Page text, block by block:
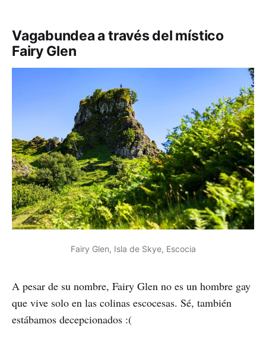
Vagabundea a través del místico
Fairy Glen
Fairy Glen, Isla de Skye, Escocia
A pesar de su nombre, Fairy Glen no es un hombre gay
que vive solo en las colinas escocesas. Sé, también
estábamos decepcionados :(